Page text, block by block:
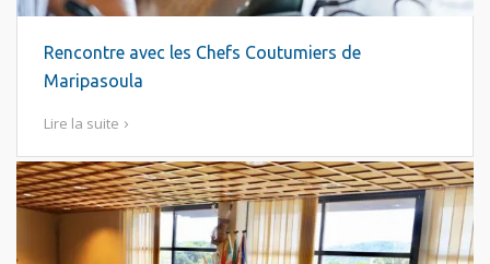
Rencontre avec les Chefs Coutumiers de
Maripasoula
Lire la suite